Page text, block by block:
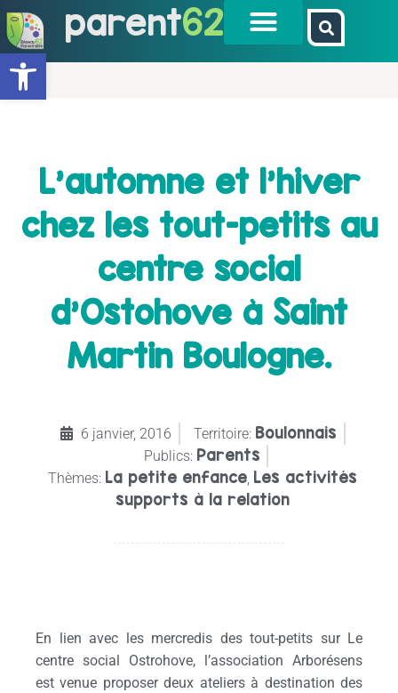
Ouvrir la barre d’outils
parent62
L’automne et l’hiver
chez les tout-petits au
centre social
d’Ostohove à Saint
Martin Boulogne.
6 janvier, 2016 Territoire: Boulonnais
Publics: Parents
Thèmes: La petite enfance Les activités
supports à la relation
En lien avec les mercredis des tout-petits sur Le
centre social Ostrohove, l’association Arborésens
est venue proposer deux ateliers à destination des